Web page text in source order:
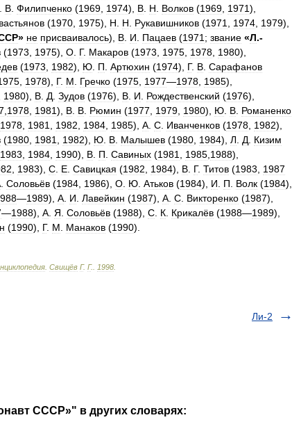
В Филипченко (1969 1974), В Н Волков (1969 1971),
(1970 1975), Н Н Рукавишников (1971 1974 1979),
» не присваивалось), В И Пацаев (1971 ; звание «Л.-
(1973 1975), О Г. Макаров (1973 1975 1978 1980),
(1973 1982), Ю П Артюхин (1974), Г. В Сарафанов
1978), Г. М Гречко (1975 1977—1978 1985),
1980), В Д Зудов (1976), В И Рождественский (1976),
1978 1981), В В Рюмин (1977 1979 1980), Ю В Романенко
1978 1981 1982 1984 1985), А С Иванченков (1978 1982),
(1980 1981 1982), Ю В Малышев (1980 1984), Л Д Кизим
1983 1984 1990), В П Савиных (1981 1985 1988),
1983), С Е Савицкая (1982 1984), В Г. Титов (1983
1987
Соловьёв (1984 1986), О Ю Атьков (1984), И П Волк (1984),
—1989), А И Лавейкин (1987), А С Викторенко (1987),
—1988), А Я Соловьёв (1988), С К Крикалёв (1988—1989),
(1990), Г. М Манаков (1990).
Свищёв Г. Г. 1998
Ли-2
СССР»" в других словарях: